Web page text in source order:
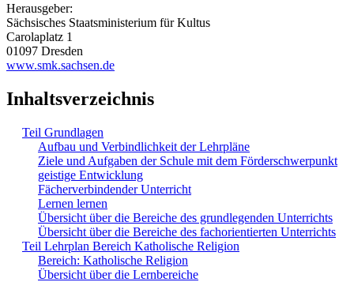
Herausgeber:
Sächsisches Staatsministerium für Kultus
Carolaplatz 1
01097 Dresden
www.smk.sachsen.de
Inhaltsverzeichnis
Teil Grundlagen
Aufbau und Verbindlichkeit der Lehrpläne
Ziele und Aufgaben der Schule mit dem Förderschwerpunkt
geistige Entwicklung
Fächerverbindender Unterricht
Lernen lernen
Übersicht über die Bereiche des grundlegenden Unterrichts
Übersicht über die Bereiche des fachorientierten Unterrichts
Teil Lehrplan Bereich Katholische Religion
Bereich: Katholische Religion
Übersicht über die Lernbereiche